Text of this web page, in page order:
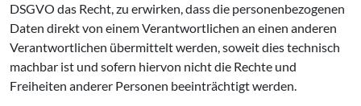
DSGVO das Recht, zu erwirken, dass die personenbezogenen
Daten direkt von einem Verantwortlichen an einen anderen
Verantwortlichen übermittelt werden, soweit dies technisch
machbar ist und sofern hiervon nicht die Rechte und
Freiheiten anderer Personen beeinträchtigt werden.